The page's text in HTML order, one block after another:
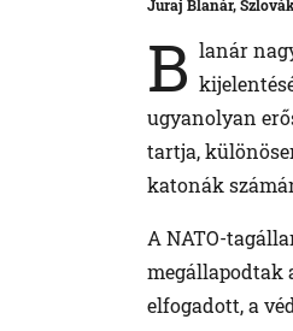
Juraj Blanár,
B lanár
ugyanolyan
tartja,
katonák
A NATO-
megállapodtak
elfogadott, a